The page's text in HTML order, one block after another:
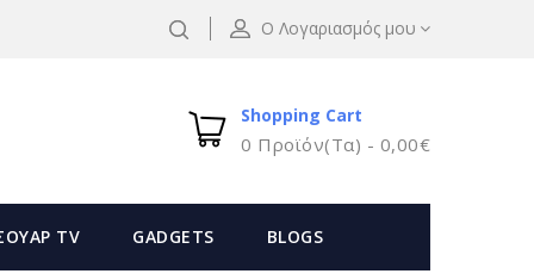
Ο Λογαριασμός μου
Shopping Cart
0 Προϊόν(τα) - 0,00€
TV GADGETS BLOGS